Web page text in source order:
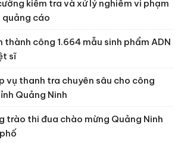
kiểm tra và xử lý nghiêm vi phạm
cáo
thành công 1.664 mẫu sinh phẩm ADN
sĩ
vụ thanh tra chuyên sâu cho công
Quảng Ninh
trào thi đua chào mừng Quảng Ninh